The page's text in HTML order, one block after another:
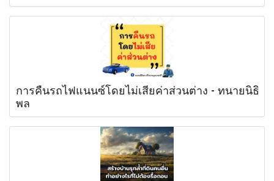
การคืนรถไฟแนนซ์โดยไม่เสียค่าส่วนต่าง - ทนายนิธิ
พล